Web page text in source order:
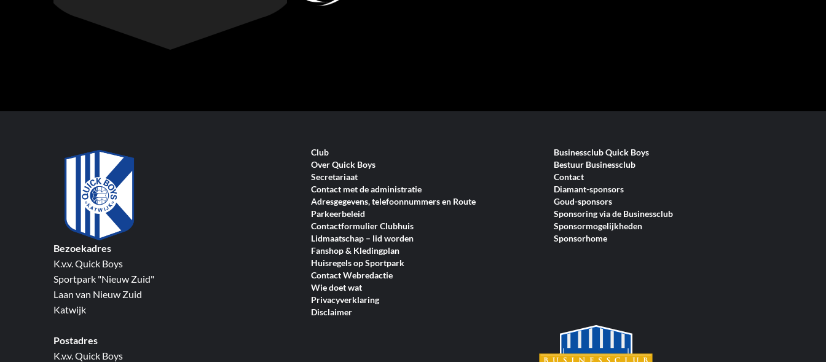
Bezoekadres
K.v.v. Quick Boys
Sportpark "Nieuw Zuid"
Laan van Nieuw Zuid
Katwijk
Postadres
K.v.v. Quick Boys
Club
Over Quick Boys
Secretariaat
Contact met de administratie
Adresgegevens, telefoonnummers en Route
Parkeerbeleid
Contactformulier Clubhuis
Lidmaatschap – lid worden
Fanshop & Kledingplan
Huisregels op Sportpark
Contact Webredactie
Wie doet wat
Privacyverklaring
Disclaimer
Businessclub Quick Boys
Bestuur Businessclub
Contact
Diamant-sponsors
Goud-sponsors
Sponsoring via de Businessclub
Sponsormogelijkheden
Sponsorhome